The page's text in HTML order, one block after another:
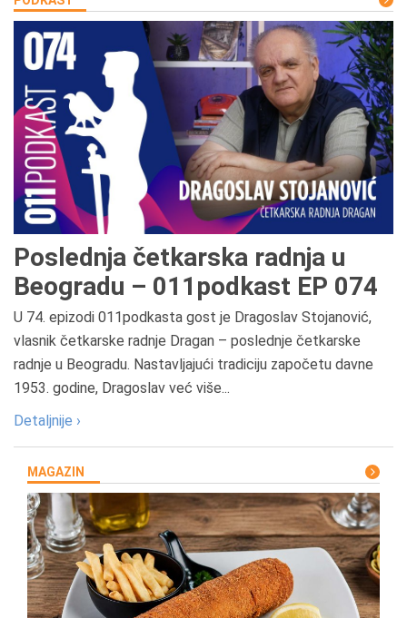
Poslednja četkarska radnja u
Beogradu – 011podkast EP 074
U 74. epizodi 011podkasta gost je Dragoslav Stojanović,
vlasnik četkarske radnje Dragan – poslednje četkarske
radnje u Beogradu. Nastavljajući tradiciju započetu davne
1953. godine, Dragoslav već više...
Detaljnije ›
MAGAZIN